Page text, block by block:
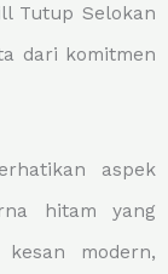
Tutup Selokan
dari komitmen
aspek
hitam yang
modern,